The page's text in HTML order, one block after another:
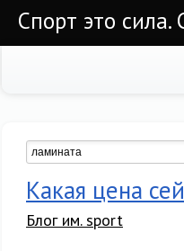
Спорт это сила.
Какая цена
Блог им. sport